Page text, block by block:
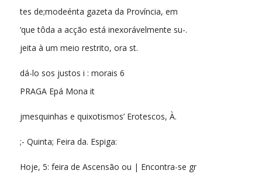
tes de;modeénta gazeta da Província, em
‘que tôda a acção está inexorávelmente su-.
jeita à um meio restrito, ora st.
dá-lo sos justos i : morais 6
PRAGA Epá Mona it
jmesquinhas e quixotismos’ Erotescos, À.
;- Quinta; Feira da. Espiga:
Hoje, 5: feira de Ascensão ou | Encontra-se gr